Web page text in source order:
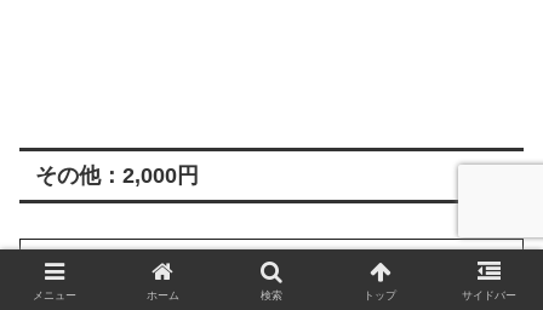
その他：2,000円
メニュー ホーム 検索 トップ サイドバー